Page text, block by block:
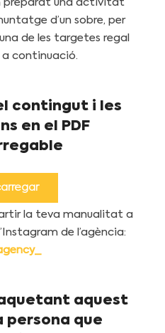
preparat una activitat
d’un sobre, per
de les targetes regal
a continuació.
contingut i les
en el PDF
la teva manualitat a
de l’agència:
aquest
persona que